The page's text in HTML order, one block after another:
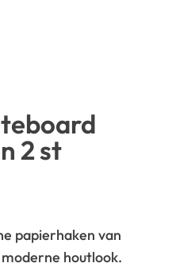
2 st
papierhaken van
houtlook.